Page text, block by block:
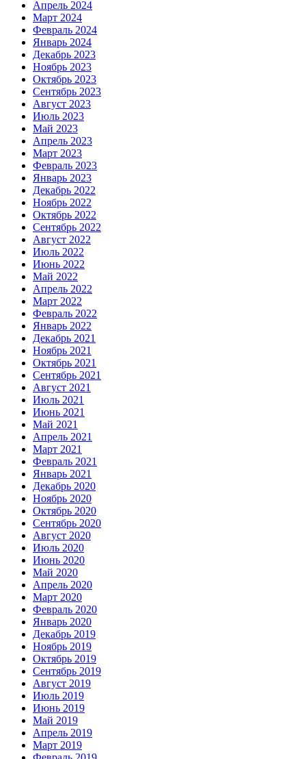
Апрель 2024
Март 2024
Февраль 2024
Январь 2024
Декабрь 2023
Ноябрь 2023
Октябрь 2023
Сентябрь 2023
Август 2023
Июль 2023
Май 2023
Апрель 2023
Март 2023
Февраль 2023
Январь 2023
Декабрь 2022
Ноябрь 2022
Октябрь 2022
Сентябрь 2022
Август 2022
Июль 2022
Июнь 2022
Май 2022
Апрель 2022
Март 2022
Февраль 2022
Январь 2022
Декабрь 2021
Ноябрь 2021
Октябрь 2021
Сентябрь 2021
Август 2021
Июль 2021
Июнь 2021
Май 2021
Апрель 2021
Март 2021
Февраль 2021
Январь 2021
Декабрь 2020
Ноябрь 2020
Октябрь 2020
Сентябрь 2020
Август 2020
Июль 2020
Июнь 2020
Май 2020
Апрель 2020
Март 2020
Февраль 2020
Январь 2020
Декабрь 2019
Ноябрь 2019
Октябрь 2019
Сентябрь 2019
Август 2019
Июль 2019
Июнь 2019
Май 2019
Апрель 2019
Март 2019